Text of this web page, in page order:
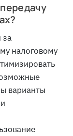
за
налоговому
варианты